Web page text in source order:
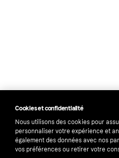
Cookies et confidentialité
Nous utilisons des cookies pour
personnaliser votre expérience et
également des données avec nos
vos préférences ou retirer votre